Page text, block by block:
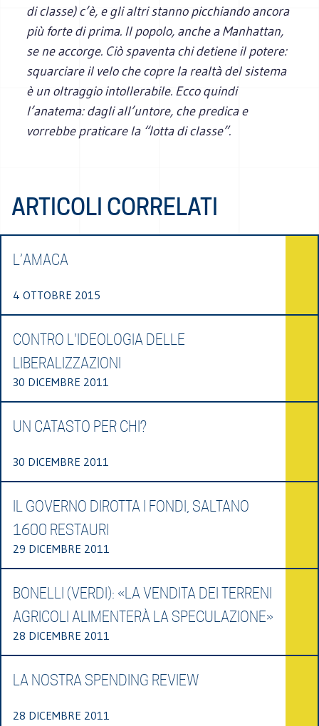
di classe) c’è, e gli altri stanno picchiando ancora
più forte di prima. Il popolo, anche a Manhattan,
se ne accorge. Ciò spaventa chi detiene il potere:
squarciare il velo che copre la realtà del sistema
è un oltraggio intollerabile. Ecco quindi
l’anatema: dagli all’untore, che predica e
vorrebbe praticare la “lotta di classe”.
ARTICOLI CORRELATI
L’AMACA
4 OTTOBRE 2015
CONTRO L'IDEOLOGIA DELLE
LIBERALIZZAZIONI
30 DICEMBRE 2011
UN CATASTO PER CHI?
30 DICEMBRE 2011
IL GOVERNO DIROTTA I FONDI, SALTANO
1600 RESTAURI
29 DICEMBRE 2011
BONELLI (VERDI): «LA VENDITA DEI TERRENI
AGRICOLI ALIMENTERÀ LA SPECULAZIONE»
28 DICEMBRE 2011
LA NOSTRA SPENDING REVIEW
28 DICEMBRE 2011